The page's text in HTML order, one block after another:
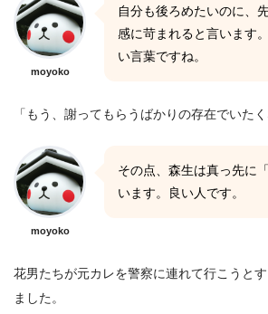
moyoko
自分も後ろめたいのに、
感に苛まれると言います
い言葉ですね。
「もう、謝ってもらうばかりの存在でいたく
moyoko
その点、森生は真っ先に
います。良い人です。
花男たちが元カレを警察に連れて行こうと
ました。